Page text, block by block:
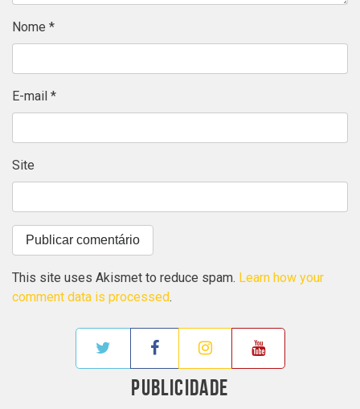
Nome *
E-mail *
Site
This site uses Akismet to reduce spam. Learn how your
comment data is processed.
PUBLICIDADE